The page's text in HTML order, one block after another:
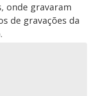
onde gravaram
de gravações da